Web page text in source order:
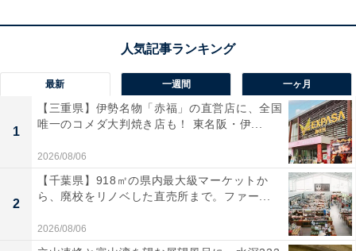
い人には、おすすめの商品といえそうです。
最新 一週間 一ヶ月
1
【三重県】伊勢名物「赤福」の直営店に、全国
唯一のコメダ大判焼き店も！ 東名阪・伊...
2026/08/06
2
【千葉県】918㎡の県内最大級マーケットか
ら、廃校をリノベした直売所まで。ファー...
2026/08/06